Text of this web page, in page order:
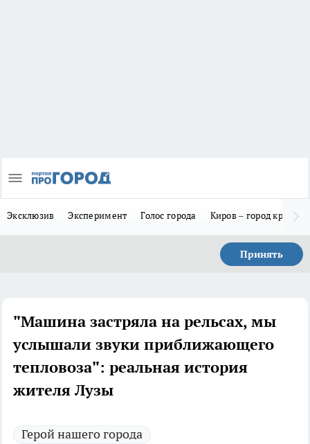
Эксклюзив Эксперимент Голос города Киров – город
Принять
"Машина застряла на рельсах, мы
услышали звуки приближающего
тепловоза": реальная история
жителя Лузы
Герой нашего города